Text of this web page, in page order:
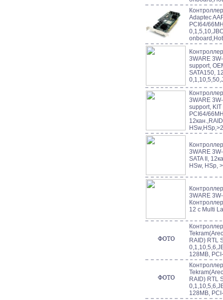
Adaptec
PCI64/
3WARE
support,
SATA150,
3WARE
support, KIT
PCI64/
3WARE
SATA II,
HSw, HSp,
3WARE
12 с Multi
RAID) RTL
128MB,
RAID) RTL
128MB,